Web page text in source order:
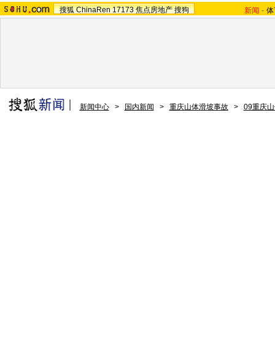
搜狐 ChinaRen 17173 焦点房地产 搜狗 新闻 -
新闻中心 > 国内新闻 > 重庆山体滑坡事故 > 09重庆